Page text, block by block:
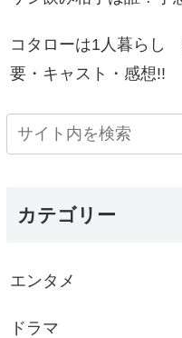
コタローは1人暮らし
要・キャスト・感想!!
カテゴリー
エンタメ
ドラマ